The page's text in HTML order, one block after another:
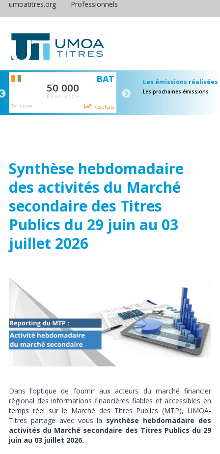
umoatitres.org Professionnels
BAT
50 000
MILLIONS F CFA
Terminée Résultats
65 000
Les émissions réalisées
Les prochaines émissions
Synthèse hebdomadaire
des activités du Marché
secondaire des Titres
Publics du 29 juin au 03
juillet 2026
Dans l’optique de fournir aux acteurs du marché financier
régional des informations financières fiables et accessibles en
temps réel sur le Marché des Titres Publics (MTP), UMOA-
Titres partage avec vous la synthèse hebdomadaire des
activités du Marché secondaire des Titres Publics du 29
juin au 03 juillet 2026.